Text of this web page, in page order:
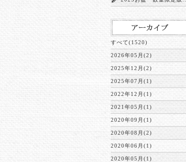
すべて(1520)
2026年05月(2)
2025年12月(2)
2025年07月(1)
2022年12月(1)
2021年05月(1)
2020年09月(1)
2020年08月(2)
2020年06月(1)
2020年05月(1)